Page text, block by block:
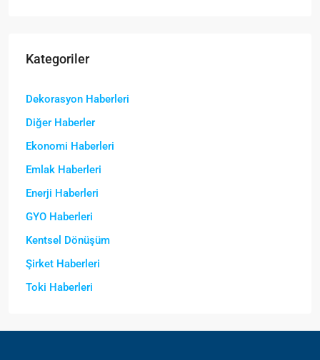
Kategoriler
Dekorasyon Haberleri
Diğer Haberler
Ekonomi Haberleri
Emlak Haberleri
Enerji Haberleri
GYO Haberleri
Kentsel Dönüşüm
Şirket Haberleri
Toki Haberleri